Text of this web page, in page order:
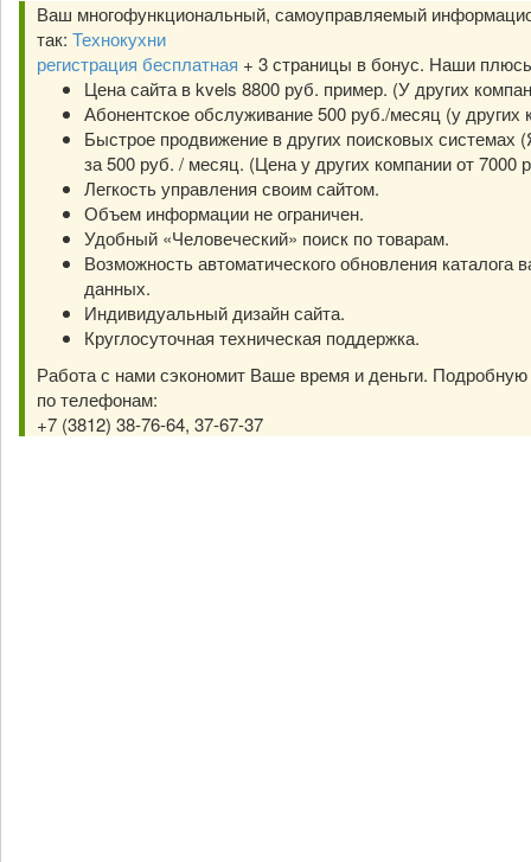
Ваш многофункциональный, самоуправляемый
так: Технокухни
регистрация бесплатная + 3 страницы в бонус. Наши
Цена сайта в kvels 8800 руб. пример. (У других
Абонентское обслуживание 500 руб./месяц (у других
Быстрое продвижение в других поисковых системах
за 500 руб. / месяц. (Цена у других компании от 7000
Легкость управления своим сайтом.
Объем информации не ограничен.
Удобный «Человеческий» поиск по товарам.
Возможность автоматического обновления каталога
данных.
Индивидуальный дизайн сайта.
Круглосуточная техническая поддержка.
Работа с нами сэкономит Ваше время и деньги.
по телефонам:
+7 (3812) 38-76-64, 37-67-37